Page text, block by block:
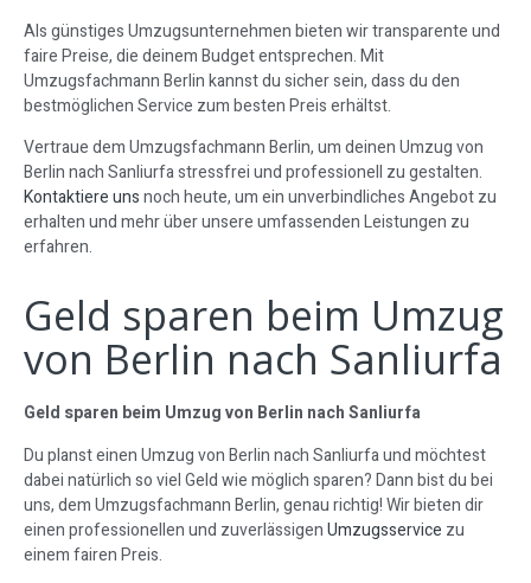
Als günstiges Umzugsunternehmen bieten wir transparente und
faire Preise, die deinem Budget entsprechen. Mit
Umzugsfachmann Berlin kannst du sicher sein, dass du den
bestmöglichen Service zum besten Preis erhältst.
Vertraue dem Umzugsfachmann Berlin, um deinen Umzug von
Berlin nach Sanliurfa stressfrei und professionell zu gestalten.
Kontaktiere unsnoch heute, um ein unverbindliches Angebot zu
erhalten und mehr über unsere umfassenden Leistungen zu
erfahren.
Geld sparen beim Umzug
von Berlin nach Sanliurfa
Geld sparen beim Umzug von Berlin nach Sanliurfa
Du planst einen Umzug von Berlin nach Sanliurfa und möchtest
dabei natürlich so viel Geld wie möglich sparen? Dann bist du bei
uns, dem Umzugsfachmann Berlin, genau richtig! Wir bieten dir
einen professionellen und zuverlässigenUmzugsservice zu
einem fairen Preis.